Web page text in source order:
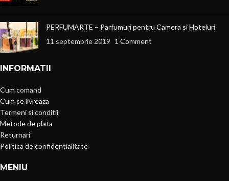
PERFUMARTE – Parfumuri pentru Camera si Hoteluri
11 septembrie 2019 1 Comment
INFORMATII
Cum comand
Cum se livreaza
Termeni si conditii
Metode de plata
Returnari
Politica de confidentialitate
MENIU